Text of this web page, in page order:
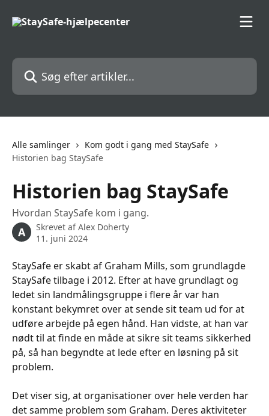
Søg efter artikler...
Alle samlinger
Kom godt i gang med StaySafe
Historien bag StaySafe
Historien bag StaySafe
Hvordan StaySafe kom i gang.
A Skrevet afAlex Doherty
11. juni 2024
StaySafe er skabt af Graham Mills, som grundlagde
StaySafe tilbage i 2012. Efter at have grundlagt og
ledet sin landmålingsgruppe i flere år var han
konstant bekymret over at sende sit team ud for at
udføre arbejde på egen hånd. Han vidste, at han var
nødt til at finde en måde at sikre sit teams sikkerhed
på, så han begyndte at lede efter en løsning på sit
problem.
Det viser sig, at organisationer over hele verden har
det samme problem som Graham. Deres aktiviteter